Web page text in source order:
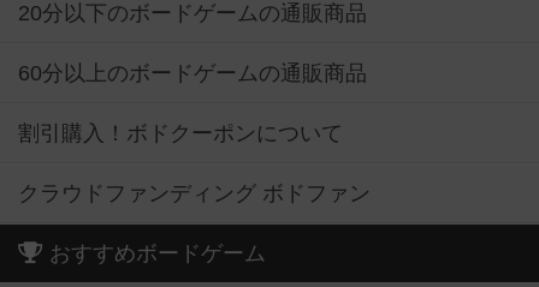
20分以下のボードゲームの通販商品
60分以上のボードゲームの通販商品
割引購入！ボドクーポンについて
クラウドファンディング ボドファン
おすすめボードゲーム